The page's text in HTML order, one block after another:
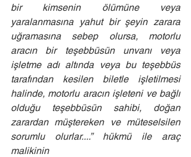
bir kimsenin ölümüne veya
yaralanmasına yahut bir şeyin zarara
uğramasına sebep olursa, motorlu
aracın bir teşebbüsün unvanı veya
işletme adı altında veya bu teşebbüs
tarafından kesilen biletle işletilmesi
halinde, motorlu aracın işleteni ve bağlı
olduğu teşebbüsün sahibi, doğan
zarardan müştereken ve müteselsilen
sorumlu olurlar....” hükmü ile araç
malikinin